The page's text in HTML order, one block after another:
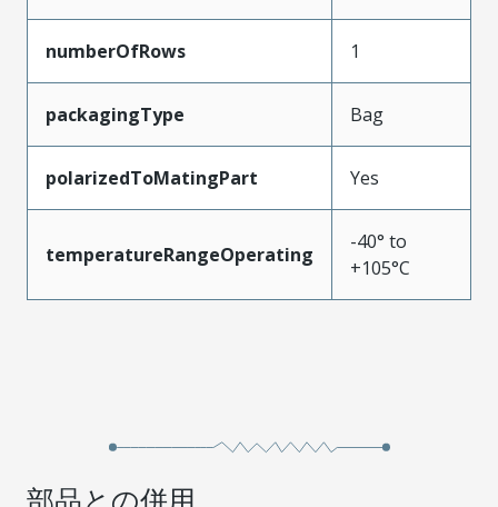
numberOfRows 1
packagingType Bag
polarizedToMatingPart Yes
temperatureRangeOperating
-40° to
+105°C
部品との併用